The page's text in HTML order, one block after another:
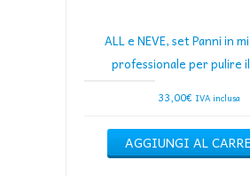
ALL e NEVE, set Panni in
professionale per pulire
33,00€ IVA inclusa
AGGIUNGI AL